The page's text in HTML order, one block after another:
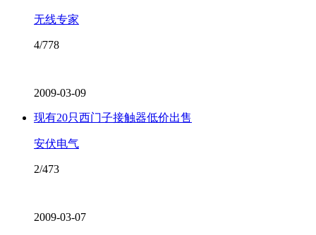
无线专家
4/778
2009-03-09
现有20只西门子接触器低价出售
安伏电气
2/473
2009-03-07